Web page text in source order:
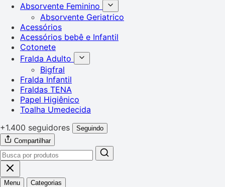
Absorvente Feminino
Absorvente Geriatrico
Acessórios
Acessórios bebê e Infantil
Cotonete
Fralda Adulto
Bigfral
Fralda Infantil
Fraldas TENA
Papel Higiênico
Toalha Umedecida
+1.400 seguidores
Seguindo
Compartilhar
Menu Categorias